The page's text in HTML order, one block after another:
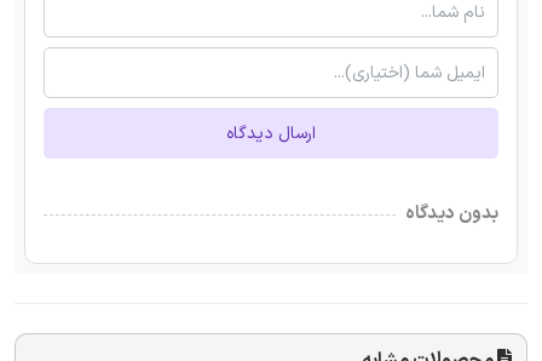
ارسال دیدگاه
بدون دیدگاه